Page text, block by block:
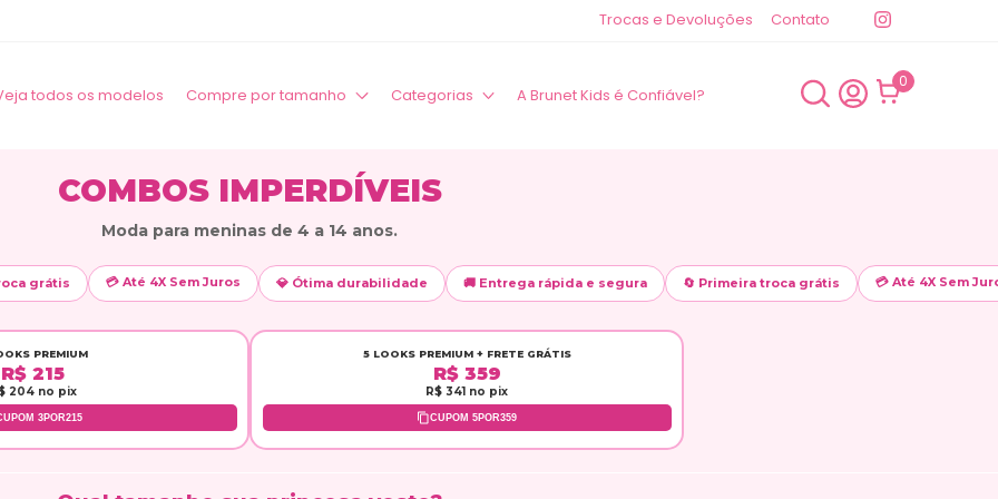
Trocas e Devoluções Contato
todos os modelos Compre por tamanho Categorias A Brunet Kids é Confiável?
0
COMBOS IMPERDÍVEIS
Moda para meninas de 4 a 14 anos.
💳 Até 4X Sem Juros 💎 Ótima durabilidade 🚚 Entrega rápida e segura 🔄 Primeira troca grátis 💳 Até 4X Sem Juros
PREMIUM
R$ 215
204 no pix
3POR215
5 LOOKS PREMIUM + FRETE GRÁTIS
R$ 359
R$ 341 no pix
CUPOM 5POR359